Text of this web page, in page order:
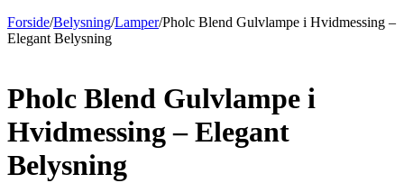
Forside/Belysning/Lamper/Pholc Blend Gulvlampe i Hvidmessing –
Elegant Belysning
Pholc Blend Gulvlampe i
Hvidmessing – Elegant
Belysning